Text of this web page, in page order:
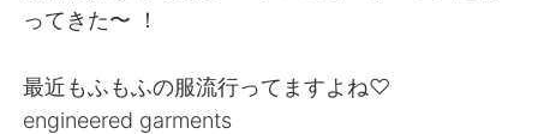
Português
ってきた〜 ！
最近もふもふの服流行ってますよね♡
engineered garments